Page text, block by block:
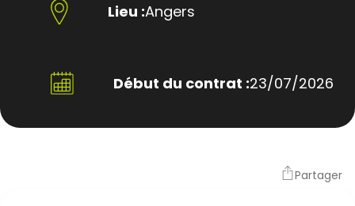
Lieu :Angers
Début du contrat :23/07/2026
Partager